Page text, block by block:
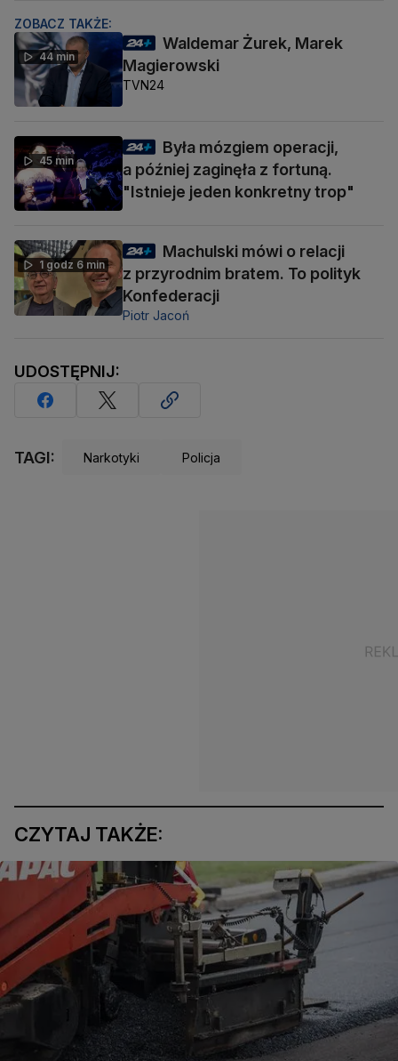
ZOBACZ TAKŻE:
44 min
Waldemar Żurek, Marek
Magierowski
TVN24
45 min
Była mózgiem operacji,
a później zaginęła z fortuną.
"Istnieje jeden konkretny trop"
1 godz 6 min
Machulski mówi o relacji
z przyrodnim bratem. To polityk
Konfederacji
Piotr Jacoń
UDOSTĘPNIJ:
TAGI: Narkotyki Policja
CZYTAJ TAKŻE: